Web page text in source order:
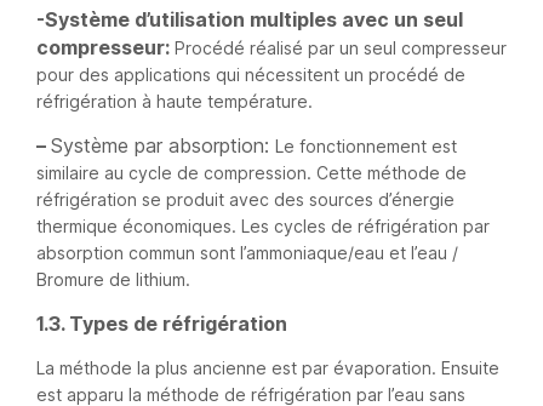
-Système d’utilisation multiples avec un seul
compresseur: Procédé réalisé par un seul compresseur
pour des applications qui nécessitent un procédé de
réfrigération à haute température.
– Système par absorption: Le fonctionnement est
similaire au cycle de compression. Cette méthode de
réfrigération se produit avec des sources d’énergie
thermique économiques. Les cycles de réfrigération par
absorption commun sont l’ammoniaque/eau et l’eau /
Bromure de lithium.
1.3. Types de réfrigération
La méthode la plus ancienne est par évaporation. Ensuite
est apparu la méthode de réfrigération par l’eau sans